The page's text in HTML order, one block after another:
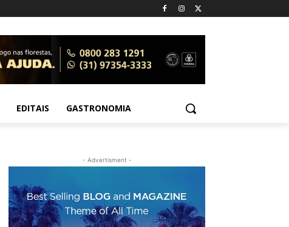
EDITAIS GASTRONOMIA
- Advertisment -